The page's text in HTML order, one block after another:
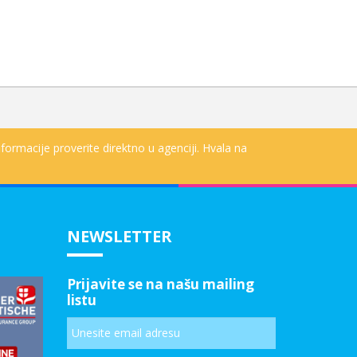
proverite direktno u agenciji. Hvala na
NEWSLETTER
Prijavite se na našu mailing
listu